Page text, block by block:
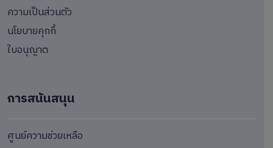
ความเป็นส่วนตัว
นโยบายคุกกี้
ใบอนุญาต
การสนันสนุน
ศูนย์ความช่วยเหลือ